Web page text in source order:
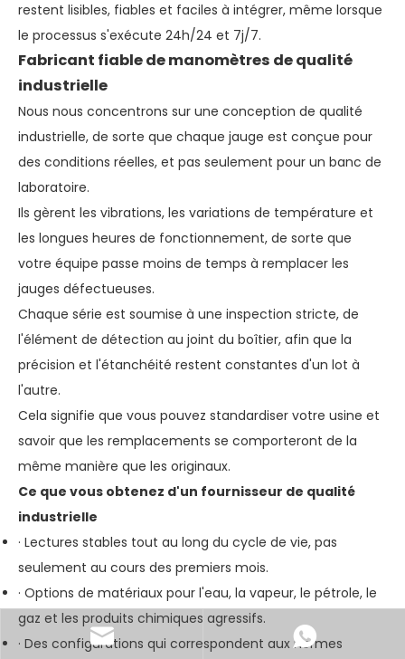
restent lisibles, fiables et faciles à intégrer, même lorsque
le processus s'exécute 24h/24 et 7j/7.
Fabricant fiable de manomètres de qualité
industrielle
Nous nous concentrons sur une conception de qualité
industrielle, de sorte que chaque jauge est conçue pour
des conditions réelles, et pas seulement pour un banc de
laboratoire.
Ils gèrent les vibrations, les variations de température et
les longues heures de fonctionnement, de sorte que
votre équipe passe moins de temps à remplacer les
jauges défectueuses.
Chaque série est soumise à une inspection stricte, de
l'élément de détection au joint du boîtier, afin que la
précision et l'étanchéité restent constantes d'un lot à
l'autre.
Cela signifie que vous pouvez standardiser votre usine et
savoir que les remplacements se comporteront de la
même manière que les originaux.
Ce que vous obtenez d'un fournisseur de qualité
industrielle
· Lectures stables tout au long du cycle de vie, pas
seulement au cours des premiers mois.
· Options de matériaux pour l'eau, la vapeur, le pétrole, le
gaz et les produits chimiques agressifs.
· Des configurations qui correspondent aux normes